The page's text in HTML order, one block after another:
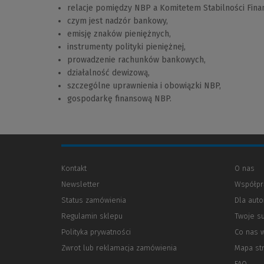
relacje pomiędzy NBP a Komitetem Stabilności
czym jest nadzór bankowy,
emisję znaków pieniężnych,
instrumenty polityki pieniężnej,
prowadzenie rachunków bankowych,
działalność dewizową,
szczególne uprawnienia i obowiązki NBP,
gospodarkę finansową NBP.
Kontakt
Newsletter
Status zamówienia
Regulamin sklepu
Polityka prywatności
innej
Zwrot lub reklamacja zamówienia
O nas
Dla
Twoje
Co nas
Mapa